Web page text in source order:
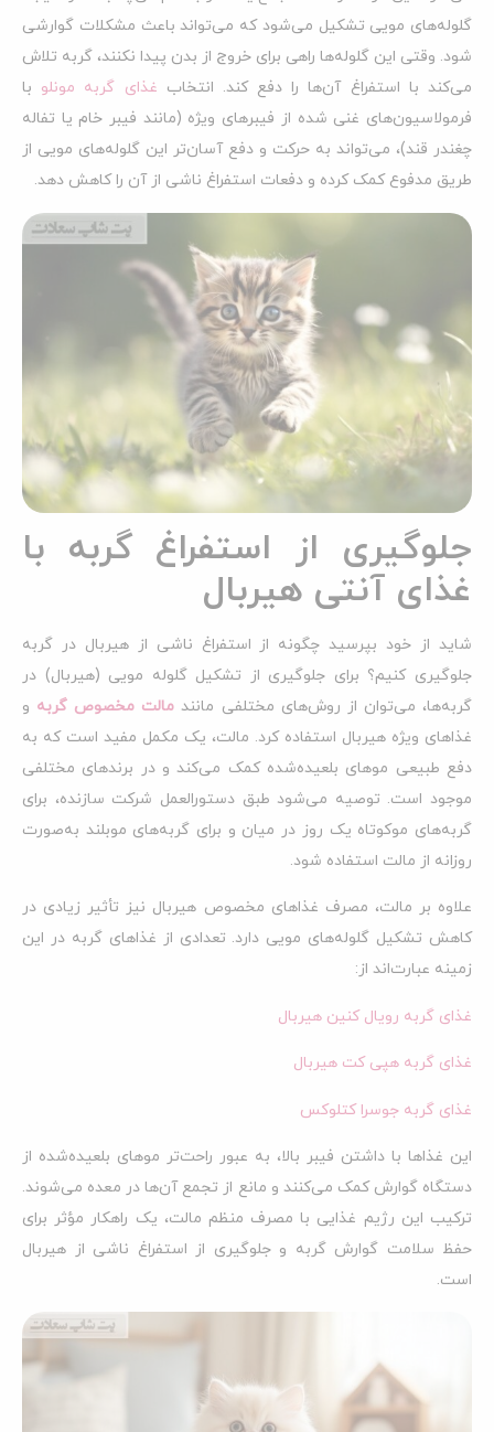
گلوله‌های مویی تشکیل می‌شود که می‌تواند باعث مشکلات گوارشی
شود. وقتی این گلوله‌ها راهی برای خروج از بدن پیدا نکنند، گربه تلاش
می‌کند با استفراغ آن‌ها را دفع کند. انتخاب غذای گربه مونلو با
فرمولاسیون‌های غنی شده از فیبرهای ویژه (مانند فیبر خام یا تفاله
چغندر قند)، می‌تواند به حرکت و دفع آسان‌تر این گلوله‌های مویی از
طریق مدفوع کمک کرده و دفعات استفراغ ناشی از آن را کاهش دهد.
جلوگیری از استفراغ گربه با
غذای آنتی هیربال
شاید از خود بپرسید چگونه از استفراغ ناشی از هیربال در گربه
جلوگیری کنیم؟ برای جلوگیری از تشکیل گلوله مویی (هیربال) در
گربه‌ها، می‌توان از روش‌های مختلفی مانند مالت مخصوص گربه و
غذاهای ویژه هیربال استفاده کرد. مالت، یک مکمل مفید است که به
دفع طبیعی موهای بلعیده‌شده کمک می‌کند و در برندهای مختلفی
موجود است. توصیه می‌شود طبق دستورالعمل شرکت سازنده، برای
گربه‌های موکوتاه یک روز در میان و برای گربه‌های موبلند به‌صورت
روزانه از مالت استفاده شود.
علاوه بر مالت، مصرف غذاهای مخصوص هیربال نیز تأثیر زیادی در
کاهش تشکیل گلوله‌های مویی دارد. تعدادی از غذاهای گربه در این
زمینه عبارت‌اند از:
غذای گربه رویال کنین هیربال
غذای گربه هپی کت هیربال
غذای گربه جوسرا کتلوکس
این غذاها با داشتن فیبر بالا، به عبور راحت‌تر موهای بلعیده‌شده از
دستگاه گوارش کمک می‌کنند و مانع از تجمع آن‌ها در معده می‌شوند.
ترکیب این رژیم غذایی با مصرف منظم مالت، یک راهکار مؤثر برای
حفظ سلامت گوارش گربه و جلوگیری از استفراغ ناشی از هیربال
است.